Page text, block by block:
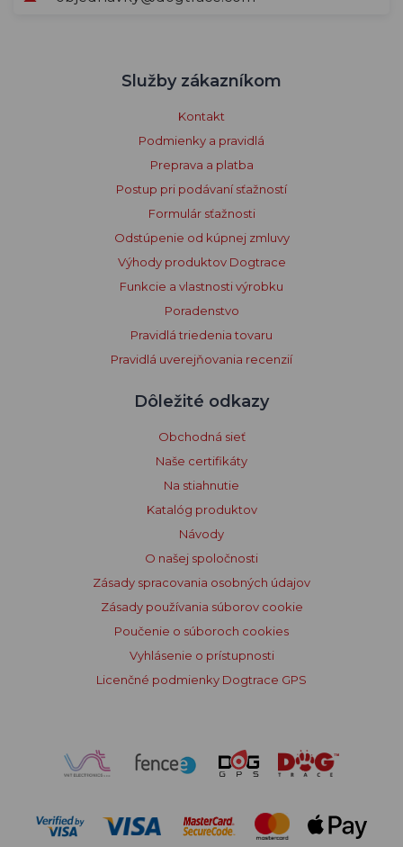
Služby zákazníkom
Kontakt
Podmienky a pravidlá
Preprava a platba
Postup pri podávaní sťažností
Formulár sťažnosti
Odstúpenie od kúpnej zmluvy
Výhody produktov Dogtrace
Funkcie a vlastnosti výrobku
Poradenstvo
Pravidlá triedenia tovaru
Pravidlá uverejňovania recenzií
Dôležité odkazy
Obchodná sieť
Naše certifikáty
Na stiahnutie
Katalóg produktov
Návody
O našej spoločnosti
Zásady spracovania osobných údajov
Zásady používania súborov cookie
Poučenie o súboroch cookies
Vyhlásenie o prístupnosti
Licenčné podmienky Dogtrace GPS